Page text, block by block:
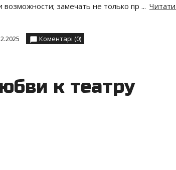
замечать не только пр ... Читати
Коментарі (0)
к театру